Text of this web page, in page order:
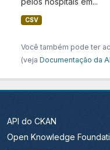
CSV
Você também pode ter
(veja Documentação da
API do CKAN
Open Knowledge